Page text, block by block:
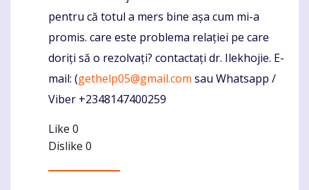
pentru că totul a mers bine așa cum mi-a
promis. care este problema relației pe care
doriți să o rezolvați? contactați dr. Ilekhojie. E-
mail: (gethelp05@gmail.com sau Whatsapp /
Viber +2348147400259
Like 0
Dislike 0